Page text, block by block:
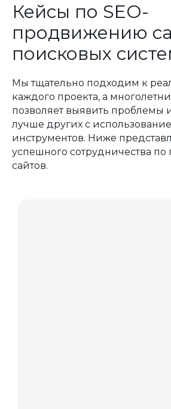
Кейсы по SEO-
продвижению
поисковых
Мы тщательно подходим к
каждого проекта, а
позволяет выявить проблемы
лучше других с
инструментов. Ниже
успешного сотрудничества
сайтов.